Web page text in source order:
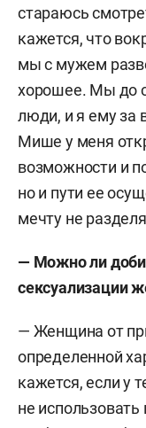
стараюсь
кажется, что
мы с мужем
хорошее. Мы до
люди, и я ему за
Мише у меня
возможности и
но и пути ее
мечту не
— Можно ли
сексуализации
— Женщина от
определенной
кажется, если у
не